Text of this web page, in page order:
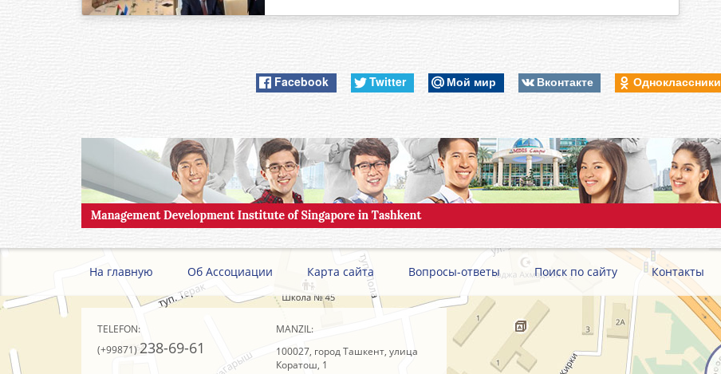
Facebook Twitter Мой мир Вконтакте Одноклассники
На главную Об Ассоциации Карта сайта Вопросы-ответы Поиск по сайту Контакты
TELEFON:
(+99871)238-69-61
MANZIL:
100027, город Ташкент, улица
Коратош, 1